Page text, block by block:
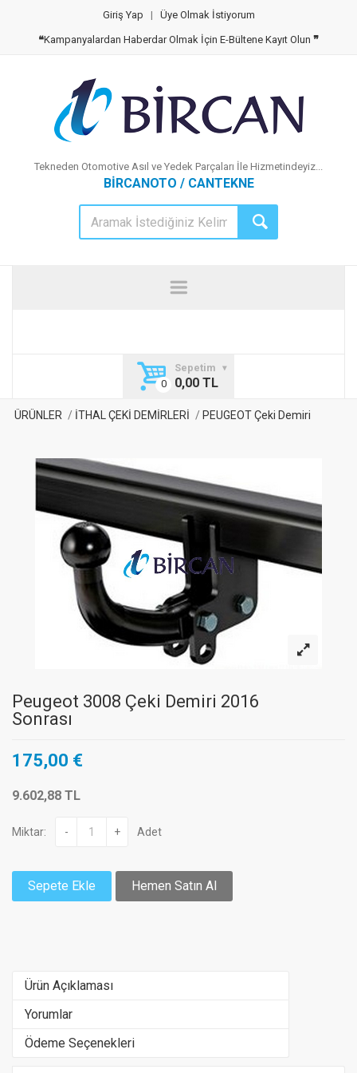
Giriş Yap | Üye Olmak İstiyorum
❝Kampanyalardan Haberdar Olmak İçin E-Bültene Kayıt Olun ❞
Tekneden Otomotive Asıl ve Yedek Parçaları İle Hizmetindeyiz...
BİRCANOTO / CANTEKNE
Sepetim
0,00 TL
ÜRÜNLER İTHAL ÇEKİ DEMİRLERİ PEUGEOT Çeki Demiri
Peugeot 3008 Çeki Demiri 2016
Sonrası
175,00 €
9.602,88 TL
Miktar: - + Adet
Sepete Ekle Hemen Satın Al
Ürün Açıklaması
Yorumlar
Ödeme Seçenekleri